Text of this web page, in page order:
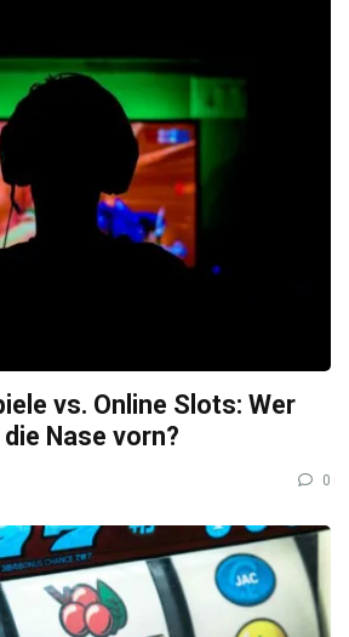
vs. Online Slots: Wer
Nase vorn?
0